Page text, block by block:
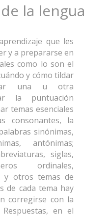
la lengua
que les
y a prepararse en
como lo son el
y cómo tildar
una u otra
la puntuación
temas esenciales
consonantes, la
sinónimas,
antónimas;
siglas,
ordinales,
y otros temas de
de cada tema hay
corregirse con la
en el